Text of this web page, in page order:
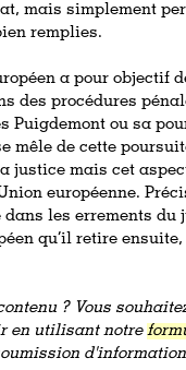
mais simplement
remplies.
a pour objectif
des procédures
Puigdemont ou sa
mêle de cette
justice mais cet
européenne.
les errements du
qu’il retire
? Vous
en utilisant notre